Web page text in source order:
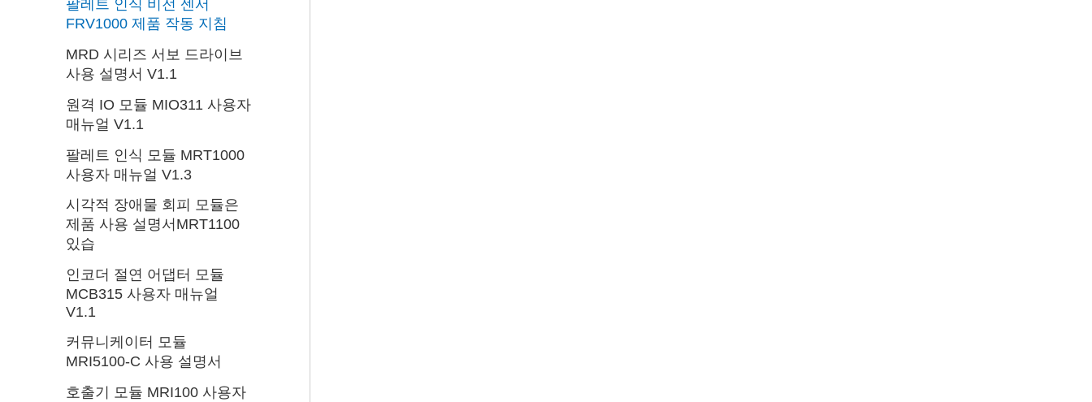
팔레트 인식 비전 센서
FRV1000 제품 작동 지침
MRD 시리즈 서보 드라이브
사용 설명서 V1.1
원격 IO 모듈 MIO311 사용자
매뉴얼 V1.1
팔레트 인식 모듈 MRT1000
사용자 매뉴얼 V1.3
시각적 장애물 회피 모듈은
제품 사용 설명서MRT1100
있습
인코더 절연 어댑터 모듈
MCB315 사용자 매뉴얼
V1.1
커뮤니케이터 모듈
MRI5100-C 사용 설명서
호출기 모듈 MRI100 사용자